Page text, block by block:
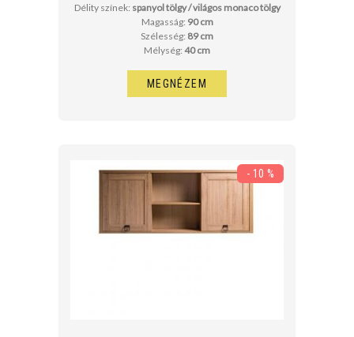
Délity színek: spanyol tölgy / világos monaco tölgy
Magasság: 90 cm
Szélesség: 89 cm
Mélység: 40 cm
MEGNÉZEM
- 10 %